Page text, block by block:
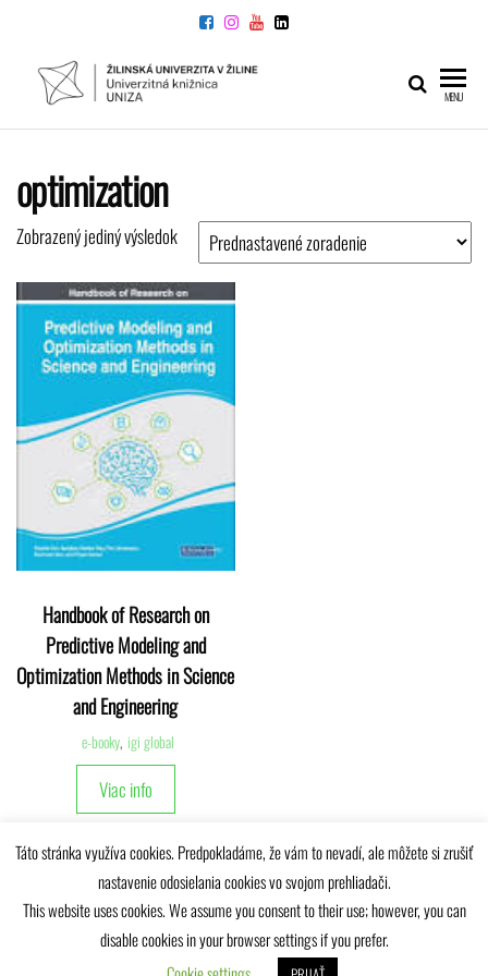
UNIVERZITNÁ
KNIŽNICA
MENU
optimization
Zobrazený jediný výsledok
Handbook of Research on
Predictive Modeling and
Optimization Methods in Science
and Engineering
e-booky, igi global
Viac info
Univerzitná knižnica Žilinskej univerzity © 2025
Táto stránka využíva cookies. Predpokladáme, že vám to nevadí, ale môžete si zrušiť
nastavenie odosielania cookies vo svojom prehliadači.
This website uses cookies. We assume you consent to their use; however, you can
disable cookies in your browser settings if you prefer.